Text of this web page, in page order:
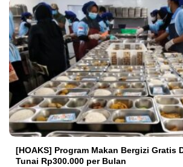
[HOAKS] Program Makan Bergizi Gratis
Tunai Rp300.000 per Bulan